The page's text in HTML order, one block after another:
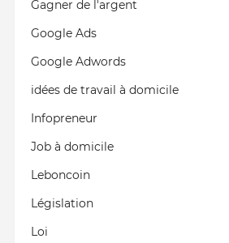
Gagner de l'argent
Google Ads
Google Adwords
idées de travail à domicile
Infopreneur
Job à domicile
Leboncoin
Législation
Loi